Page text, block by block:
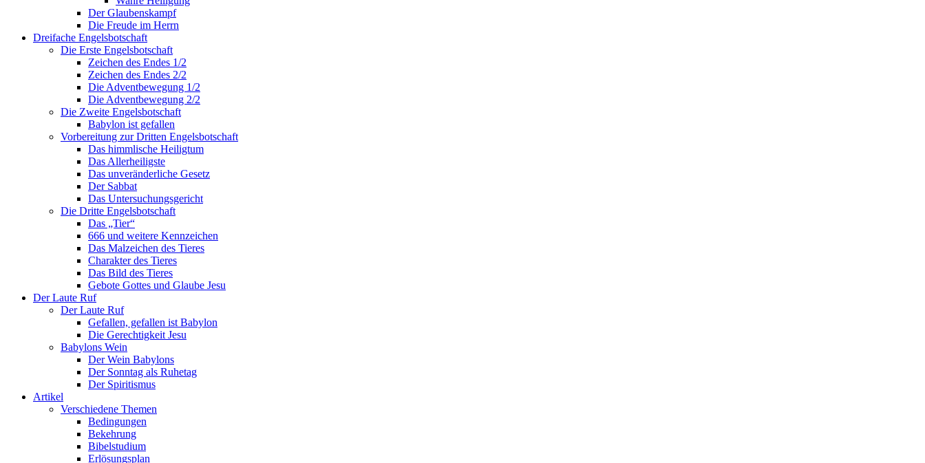
Der Glaubenskampf
Die Freude im Herrn
Dreifache Engelsbotschaft
Die Erste Engelsbotschaft
Zeichen des Endes 1/2
Zeichen des Endes 2/2
Die Adventbewegung 1/2
Die Adventbewegung 2/2
Die Zweite Engelsbotschaft
Babylon ist gefallen
Vorbereitung zur Dritten Engelsbotschaft
Das himmlische Heiligtum
Das Allerheiligste
Das unveränderliche Gesetz
Der Sabbat
Das Untersuchungsgericht
Die Dritte Engelsbotschaft
Das „Tier“
666 und weitere Kennzeichen
Das Malzeichen des Tieres
Charakter des Tieres
Das Bild des Tieres
Gebote Gottes und Glaube Jesu
Der Laute Ruf
Der Laute Ruf
Gefallen, gefallen ist Babylon
Die Gerechtigkeit Jesu
Babylons Wein
Der Wein Babylons
Der Sonntag als Ruhetag
Der Spiritismus
Artikel
Verschiedene Themen
Bedingungen
Bekehrung
Bibelstudium
Erlösungsplan